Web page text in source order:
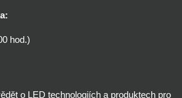
hod.)
o LED technologiích a produktech pro